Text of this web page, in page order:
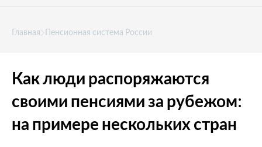
Главная Пенсионная система России
Как люди распоряжаются
своими пенсиями за рубежом:
на примере нескольких стран